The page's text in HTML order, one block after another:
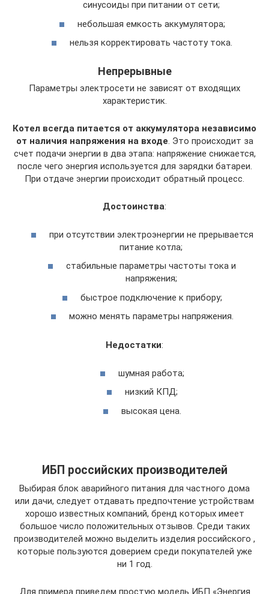
синусоиды при питании от сети;
небольшая емкость аккумулятора;
нельзя корректировать частоту тока.
Непрерывные
Параметры электросети не зависят от входящих
характеристик.
Котел всегда питается от аккумулятора независимо
от наличия напряжения на входе. Это происходит за
счет подачи энергии в два этапа: напряжение снижается,
после чего энергия используется для зарядки батареи.
При отдаче энергии происходит обратный процесс.
Достоинства:
при отсутствии электроэнергии не прерывается
питание котла;
стабильные параметры частоты тока и
напряжения;
быстрое подключение к прибору;
можно менять параметры напряжения.
Недостатки:
шумная работа;
низкий КПД;
высокая цена.
ИБП российских производителей
Выбирая блок аварийного питания для частного дома
или дачи, следует отдавать предпочтение устройствам
хорошо известных компаний, бренд которых имеет
большое число положительных отзывов. Среди таких
производителей можно выделить изделия российского ,
которые пользуются доверием среди покупателей уже
ни 1 год.
Для примера приведем простую модель ИБП «Энергия